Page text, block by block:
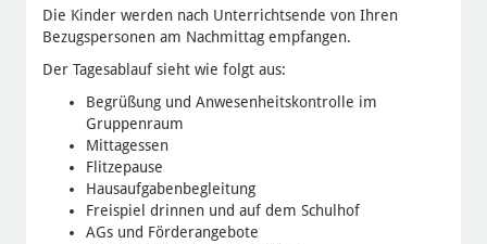
Die Kinder werden nach Unterrichtsende von Ihren
Bezugspersonen am Nachmittag empfangen.
Der Tagesablauf sieht wie folgt aus:
Begrüßung und Anwesenheitskontrolle im
Gruppenraum
Mittagessen
Flitzepause
Hausaufgabenbegleitung
Freispiel drinnen und auf dem Schulhof
AGs und Förderangebote